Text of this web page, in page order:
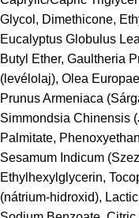
Glycol, Dimethicone,
Eucalyptus Globulus
Butyl Ether, Gaultheria
(levélolaj), Olea
Prunus Armeniaca
Simmondsia Chinensis
Palmitate,
Sesamum Indicum
Ethylhexylglycerin,
(nátrium-hidroxid),